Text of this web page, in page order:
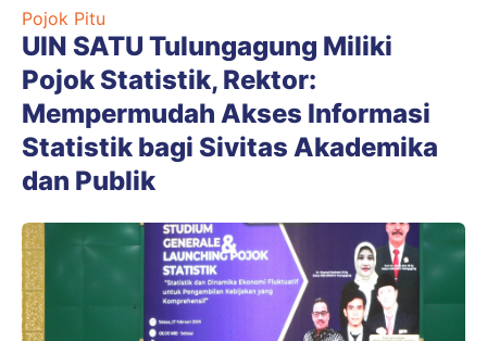
Pojok Pitu
UIN SATU Tulungagung Miliki
Pojok Statistik, Rektor:
Mempermudah Akses Informasi
Statistik bagi Sivitas Akademika
dan Publik